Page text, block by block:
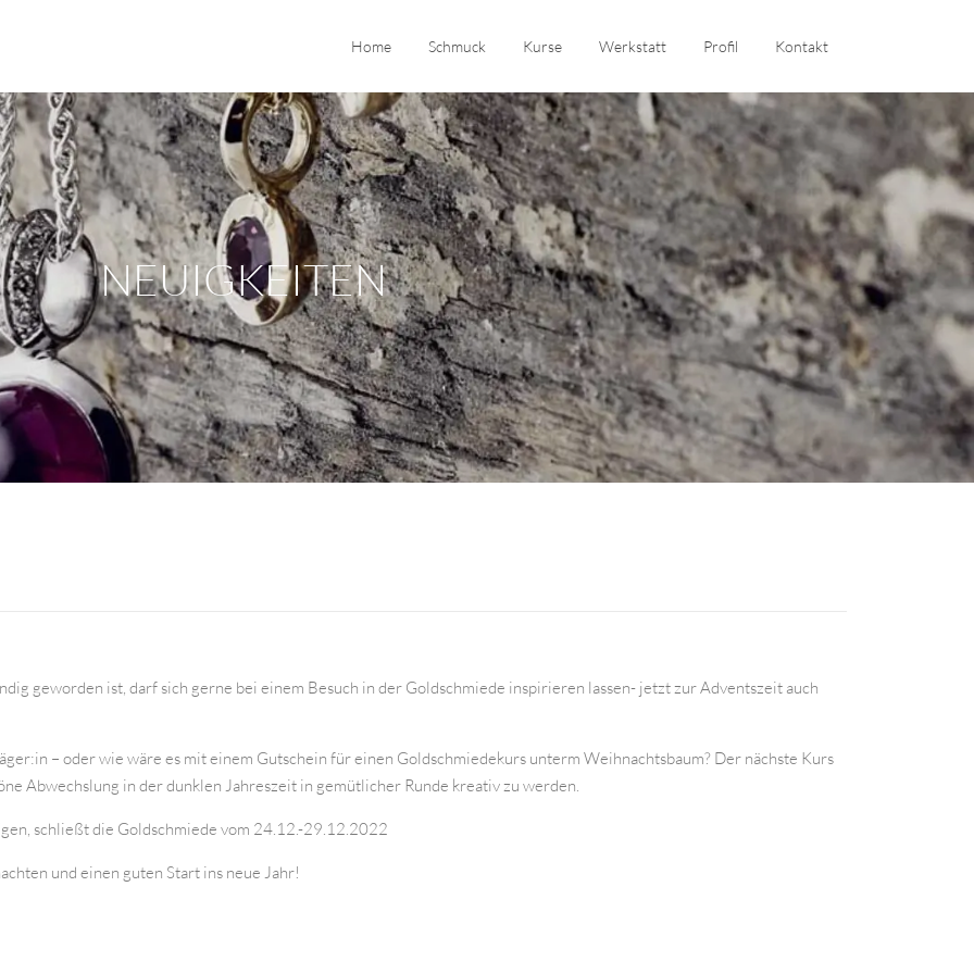
Home Schmuck Kurse Werkstatt Profil Kontakt
NEUIGKEITEN
geworden ist, darf sich gerne bei einem Besuch in der Goldschmiede inspirieren lassen- jetzt zur Adventszeit auch
– oder wie wäre es mit einem Gutschein für einen Goldschmiedekurs unterm Weihnachtsbaum? Der nächste Kurs
Abwechslung in der dunklen Jahreszeit in gemütlicher Runde kreativ zu werden.
schließt die Goldschmiede vom 24.12.-29.12.2022
und einen guten Start ins neue Jahr!